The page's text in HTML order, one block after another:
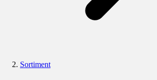
Sortiment